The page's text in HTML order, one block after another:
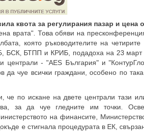
квота за регулирания пазар и цена
врата". Това обяви на
която ръководителите на
БСК, БТПП и КРИБ, подадоха на 23 март
централи - "AES България" и
да чуе всички граждани, особено по
че по искане на двете централи тази
за да чуе гледните им точки.
на финансите,
е стигнала процедурата в ЕК,